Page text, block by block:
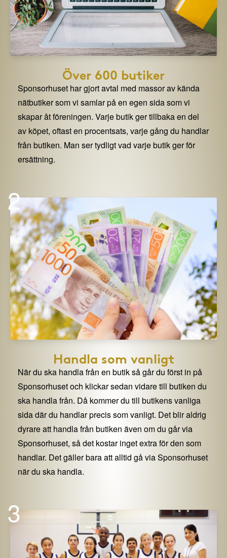
Över 600 butiker
Sponsorhuset har gjort avtal med massor av kända
nätbutiker som vi samlar på en egen sida som vi
skapar åt föreningen. Varje butik ger tillbaka en del
av köpet, oftast en procentsats, varje gång du handlar
från butiken. Man ser tydligt vad varje butik ger för
ersättning.
2
Handla som vanligt
När du ska handla från en butik så går du först in på
Sponsorhuset och klickar sedan vidare till butiken du
ska handla från. Då kommer du till butikens vanliga
sida där du handlar precis som vanligt. Det blir aldrig
dyrare att handla från butiken även om du går via
Sponsorhuset, så det kostar inget extra för den som
handlar. Det gäller bara att alltid gå via Sponsorhuset
när du ska handla.
3